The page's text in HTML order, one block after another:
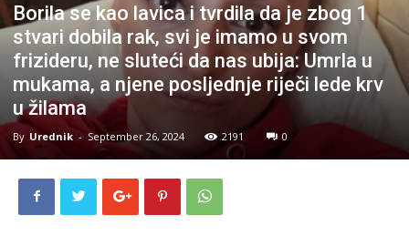
Borila se kao lavica i tvrdila da je zbog 1
stvari dobila rak, svi je imamo u svom
frizideru, ne sluteći da nas ubija: Umrla u
mukama, a njene posljednje riječi lede krv
u žilama
By Urednik - September 26, 2024 2191 0